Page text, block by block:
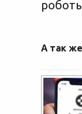
А так